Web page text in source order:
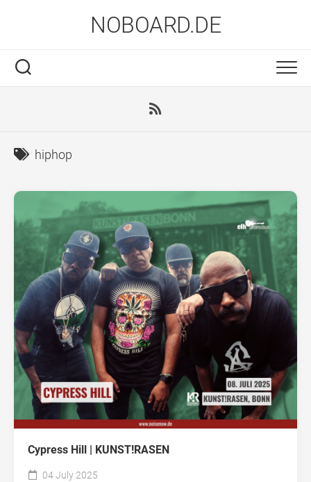
NOBOARD.DE
hiphop
Cypress Hill | KUNST!RASEN
04 July 2025